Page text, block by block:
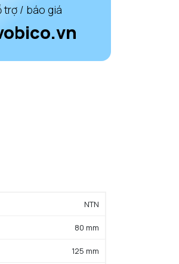
trợ / báo giá
NTN
80 mm
125 mm